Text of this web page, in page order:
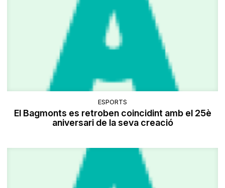
ESPORTS
El Bagmonts es retroben coincidint amb el 25è
aniversari de la seva creació